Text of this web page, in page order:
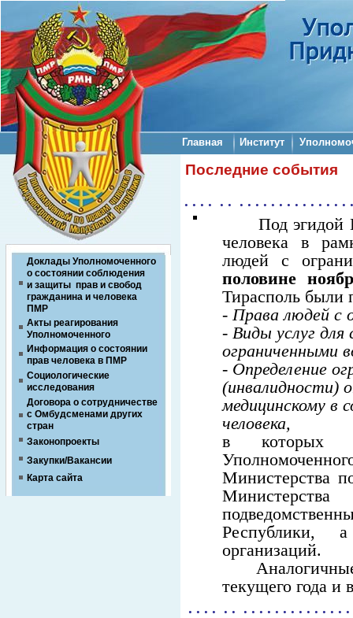
Доклады Уполномоченного
о состоянии соблюдения
и защиты прав и свобод
гражданина и человека
ПМР
Акты реагирования
Уполномоченного
Информация о состоянии
прав человека в ПМР
Социологические
исследования
Договора о сотрудничестве
с Омбудсменами других
стран
Законопроекты
Закупки/Вакансии
Карта сайта
Официальный
Главная Институт
Последние события
. . . . . . . . . . . . . . . . . . . .
Под эгидой
человека в
людей с
половине
Тирасполь были
- Права людей с
- Виды услуг для
ограниченными
- Определение
(инвалидности)
медицинскому в
человека,
в которых
Министерства
организаций.
Аналогичные
текущего года и
. . . . . . . . . . . . . . . . . . . .